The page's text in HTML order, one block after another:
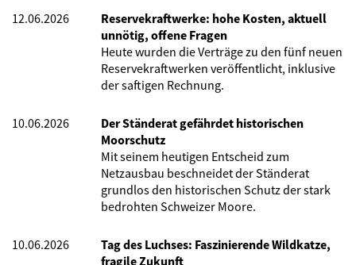
12.06.2026
Reservekraftwerke: hohe Kosten, aktuell
unnötig, offene Fragen
Heute wurden die Verträge zu den fünf neuen
Reservekraftwerken veröffentlicht, inklusive
der saftigen Rechnung.
10.06.2026
Der Ständerat gefährdet historischen
Moorschutz
Mit seinem heutigen Entscheid zum
Netzausbau beschneidet der Ständerat
grundlos den historischen Schutz der stark
bedrohten Schweizer Moore.
10.06.2026
Tag des Luchses: Faszinierende Wildkatze,
fragile Zukunft